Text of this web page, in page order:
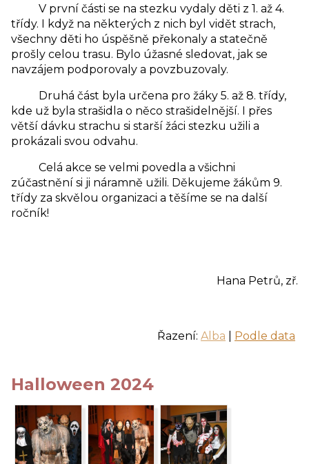
V první části se na stezku vydaly děti z 1. až 4.
třídy. I když na některých z nich byl vidět strach,
všechny děti ho úspěšně překonaly a statečně
prošly celou trasu. Bylo úžasné sledovat, jak se
navzájem podporovaly a povzbuzovaly.
Druhá část byla určena pro žáky 5. až 8. třídy,
kde už byla strašidla o něco strašidelnější. I přes
větší dávku strachu si starší žáci stezku užili a
prokázali svou odvahu.
Celá akce se velmi povedla a všichni
zúčastnění si ji náramně užili. Děkujeme žákům 9.
třídy za skvělou organizaci a těšíme se na další
ročník!
Hana Petrů, zř.
Řazení: Alba Podle data
Halloween 2024